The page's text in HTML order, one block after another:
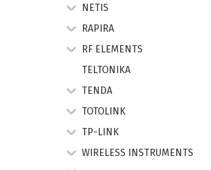
NETIS
RAPIRA
RF ELEMENTS
TELTONIKA
TENDA
TOTOLINK
TP-LINK
WIRELESS INSTRUMENTS